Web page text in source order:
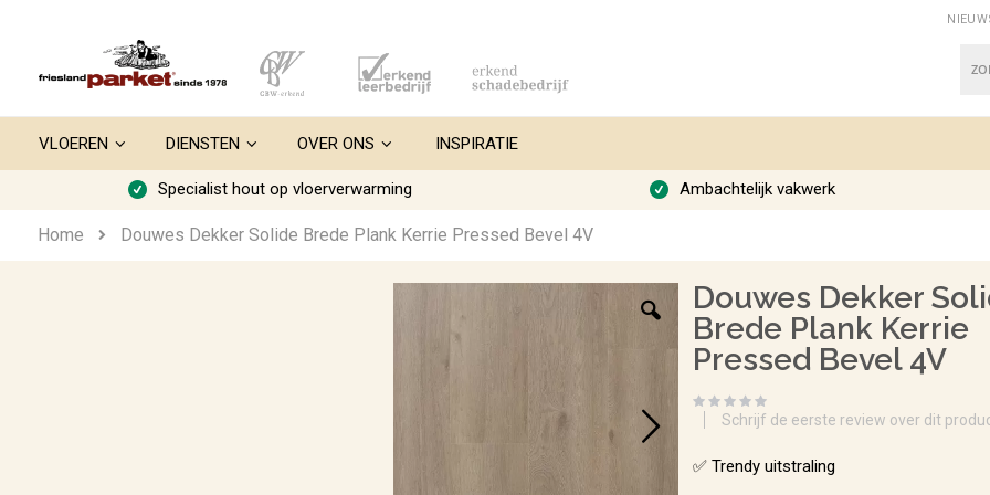
VLOEREN DIENSTEN OVER ONS INSPIRATIE
Specialist hout op vloerverwarming Ambachtelijk vakwerk
Home Douwes Dekker Solide Brede Plank Kerrie Pressed Bevel 4V
Douwes Dekker
Brede Plank Kerrie
Pressed Bevel 4V
Schrijf de eerste review over dit
✅ Trendy uitstraling